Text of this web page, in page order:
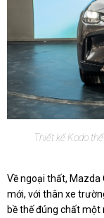
Thiết kế Kodo
Về ngoại thất, Mazda
mới, với thân xe
bề thế đúng chất một